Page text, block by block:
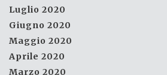
Luglio 2020
Giugno 2020
Maggio 2020
Aprile 2020
Marzo 2020